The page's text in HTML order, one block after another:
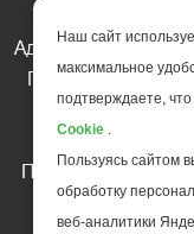
Адрес редакции:
Петрозаводск,
Телефон
Перепечатка
Наш сайт
максимальное
подтверждаете,
Cookie .
Пользуясь сайтом
обработку
веб-аналитики